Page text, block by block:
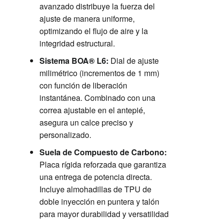
avanzado distribuye la fuerza del
ajuste de manera uniforme,
optimizando el flujo de aire y la
integridad estructural.
Sistema BOA® L6: Dial de ajuste
milimétrico (incrementos de 1 mm)
con función de liberación
instantánea. Combinado con una
correa ajustable en el antepié,
asegura un calce preciso y
personalizado.
Suela de Compuesto de Carbono:
Placa rígida reforzada que garantiza
una entrega de potencia directa.
Incluye almohadillas de TPU de
doble inyección en puntera y talón
para mayor durabilidad y versatilidad